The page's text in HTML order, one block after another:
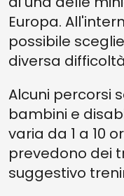
Europa.
possibile
diversa
Alcuni percorsi
bambini e
varia da 1 a 10
prevedono dei
suggestivo